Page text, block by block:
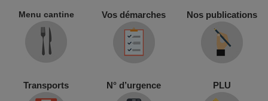
Menu cantine Vos démarches Nos publications
Transports N° d’urgence PLU